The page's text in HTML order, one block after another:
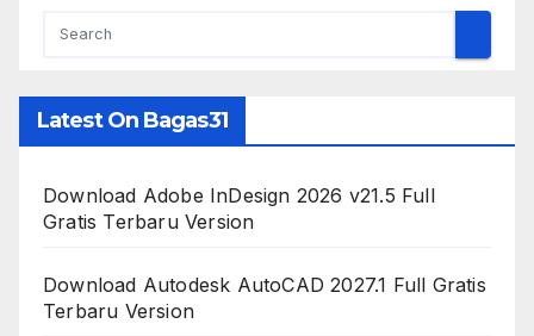
Latest On Bagas31
Download Adobe InDesign 2026 v21.5 Full
Gratis Terbaru Version
Download Autodesk AutoCAD 2027.1 Full Gratis
Terbaru Version